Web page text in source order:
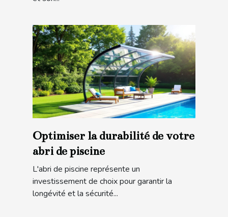
Optimiser la durabilité de votre
abri de piscine
L'abri de piscine représente un
investissement de choix pour garantir la
longévité et la sécurité...